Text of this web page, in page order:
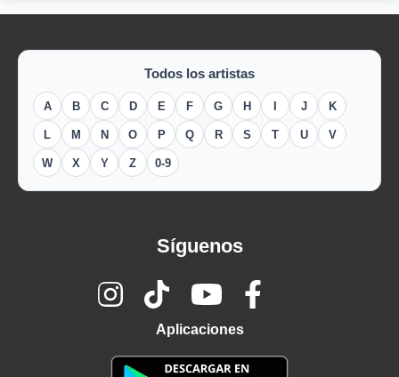
Todos los artistas
A B C D E F G H J K
L M N O P Q R S T U V
W X Y Z 0-9
Síguenos
Aplicaciones